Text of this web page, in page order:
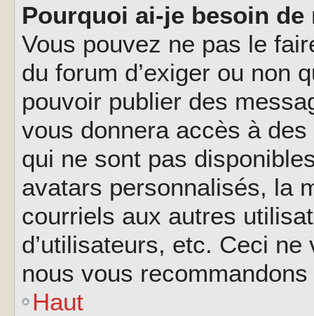
Pourquoi ai-je besoin
Vous pouvez ne pas le
du forum d’exiger ou non
pouvoir publier des
vous donnera accès à
qui ne sont pas
avatars personnalisés, la
courriels aux autres
d’utilisateurs, etc. Ceci
nous vous
Haut